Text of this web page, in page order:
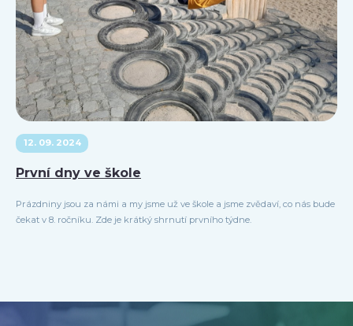
12. 09. 2024
První dny ve škole
Prázdniny jsou za námi a my jsme už ve škole a jsme zvědaví, co nás bude
čekat v 8. ročníku. Zde je krátký shrnutí prvního týdne.